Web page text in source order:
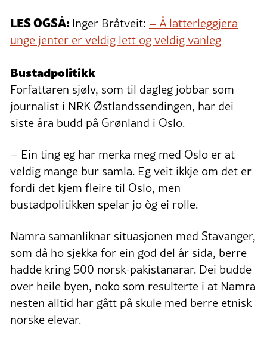
LES OGSÅ: Inger Bråtveit: – Å latterleggjera
unge jenter er veldig lett og veldig vanleg
Bustadpolitikk
Forfattaren sjølv, som til dagleg jobbar som
journalist i NRK Østlandssendingen, har dei
siste åra budd på Grønland i Oslo.
– Ein ting eg har merka meg med Oslo er at
veldig mange bur samla. Eg veit ikkje om det er
fordi det kjem fleire til Oslo, men
bustadpolitikken spelar jo òg ei rolle.
Namra samanliknar situasjonen med Stavanger,
som då ho sjekka for ein god del år sida, berre
hadde kring 500 norsk-pakistanarar. Dei budde
over heile byen, noko som resulterte i at Namra
nesten alltid har gått på skule med berre etnisk
norske elevar.